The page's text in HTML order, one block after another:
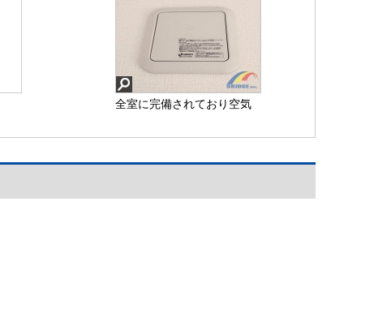
全室に完備されており空気